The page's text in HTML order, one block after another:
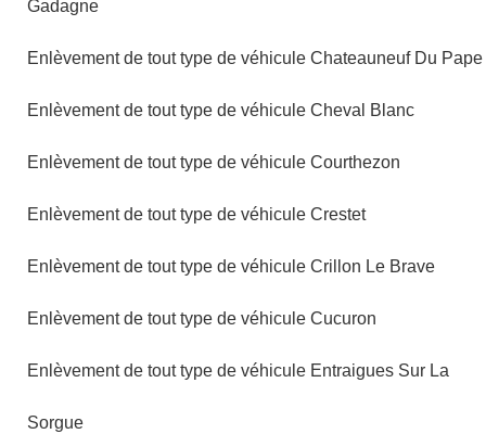
Gadagne
Enlèvement de tout type de véhicule Chateauneuf Du Pape
Enlèvement de tout type de véhicule Cheval Blanc
Enlèvement de tout type de véhicule Courthezon
Enlèvement de tout type de véhicule Crestet
Enlèvement de tout type de véhicule Crillon Le Brave
Enlèvement de tout type de véhicule Cucuron
Enlèvement de tout type de véhicule Entraigues Sur La
Sorgue